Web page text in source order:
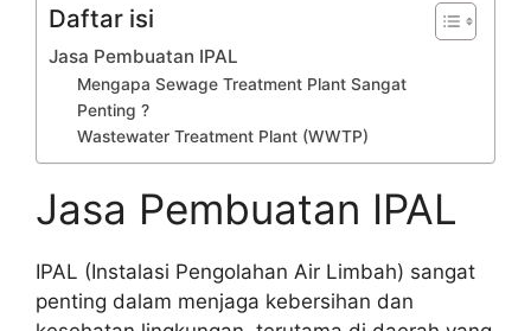
Daftar isi
Jasa Pembuatan IPAL
Mengapa Sewage Treatment Plant Sangat
Penting ?
Wastewater Treatment Plant (WWTP)
Jasa Pembuatan IPAL
IPAL (Instalasi Pengolahan Air Limbah) sangat
penting dalam menjaga kebersihan dan